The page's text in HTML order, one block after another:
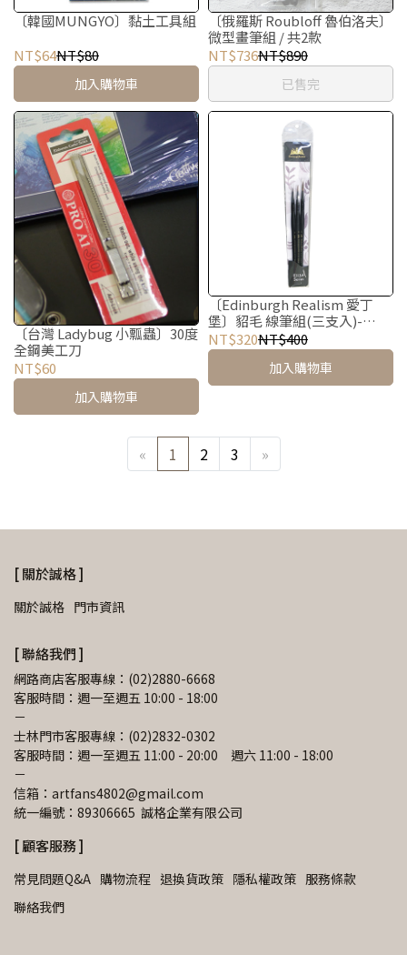
〔韓國MUNGYO〕黏土工具組
NT$64NT$80
加入購物車
〔俄羅斯 Roubloff 魯伯洛夫〕
微型畫筆組 / 共2款
NT$736NT$890
已售完
〔台灣 Ladybug 小瓢蟲〕30度
全鋼美工刀
NT$60
加入購物車
〔Edinburgh Realism 愛丁
堡〕貂毛 線筆組(三支入)-
E113A
NT$320NT$400
加入購物車
« 1 2 3 »
[ 關於誠格 ]
關於誠格 門市資訊
[ 聯絡我們 ]
網路商店客服專線：(02)2880-6668
客服時間：週一至週五 10:00 - 18:00
－
士林門市客服專線：(02)2832-0302
客服時間：週一至週五 11:00 - 20:00　週六 11:00 - 18:00
－
信箱：artfans4802@gmail.com
統一編號：89306665  誠格企業有限公司
[ 顧客服務 ]
常見問題Q&A 購物流程 退換貨政策 隱私權政策 服務條款
聯絡我們